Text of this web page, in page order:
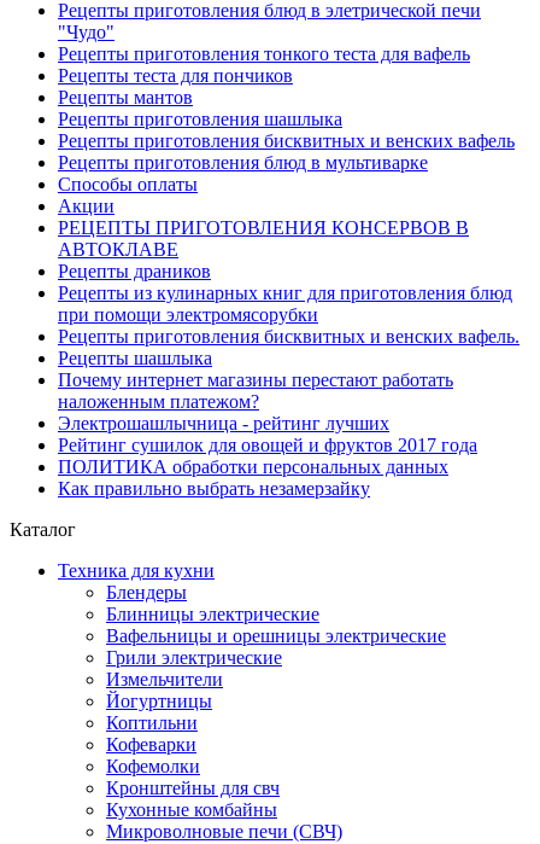
Рецепты приготовления блюд в элетрической печи
"Чудо"
Рецепты приготовления тонкого теста для вафель
Рецепты теста для пончиков
Рецепты мантов
Рецепты приготовления шашлыка
Рецепты приготовления бисквитных и венских вафель
Рецепты приготовления блюд в мультиварке
Способы оплаты
Акции
РЕЦЕПТЫ ПРИГОТОВЛЕНИЯ КОНСЕРВОВ В
АВТОКЛАВЕ
Рецепты драников
Рецепты из кулинарных книг для приготовления блюд
при помощи электромясорубки
Рецепты приготовления бисквитных и венских вафель.
Рецепты шашлыка
Почему интернет магазины перестают работать
наложенным платежом?
Электрошашлычница - рейтинг лучших
Рейтинг сушилок для овощей и фруктов 2017 года
ПОЛИТИКА обработки персональных данных
Как правильно выбрать незамерзайку
Каталог
Техника для кухни
Блендеры
Блинницы электрические
Вафельницы и орешницы электрические
Грили электрические
Измельчители
Йогуртницы
Коптильни
Кофеварки
Кофемолки
Кронштейны для свч
Кухонные комбайны
Микроволновые печи (СВЧ)